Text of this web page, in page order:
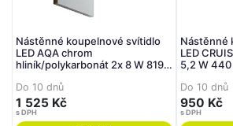
Nástěnné koupelnové svítidlo
LED AQA chrom
hliník/polykarbonát 2x 8 W 819
cm - FANEUROPE
Do 10 dnů
1 525 Kč
s DPH
Nástěnné
LED
5,2 W
Do 10 dnů
950 Kč
s DPH